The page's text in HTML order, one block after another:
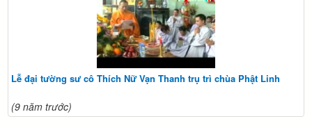
Lễ đại tường sư cô Thích Nữ Vạn Thanh trụ trì chùa Phật Linh
(9 năm trước)